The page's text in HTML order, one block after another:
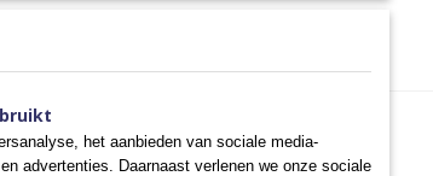
het aanbieden van sociale media-
advertenties. Daarnaast verlenen we onze sociale